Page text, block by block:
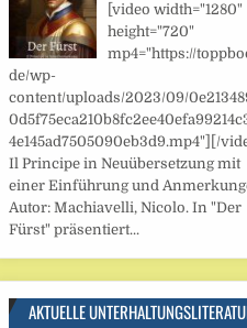
[video width="1280"
height="720"
mp4="https://
de/wp-
content/uploads/2023/09/
4e145ad7505090eb3d9.mp4"][/
Il Principe in Neuübersetzung mit
einer Einführung und
Autor: Machiavelli, Nicolo. In "Der
Fürst" präsentiert...
AKTUELLE